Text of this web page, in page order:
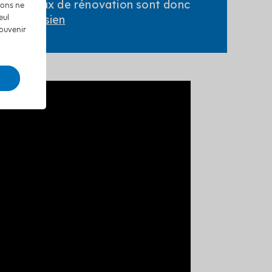
netravaux de rénovation sont donc
:Le Parisien